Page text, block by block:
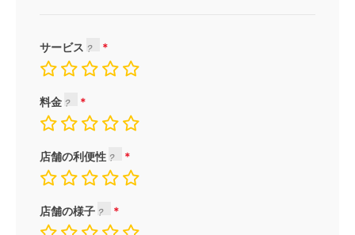
サービス
料金
店舗の利便性
店舗の様子